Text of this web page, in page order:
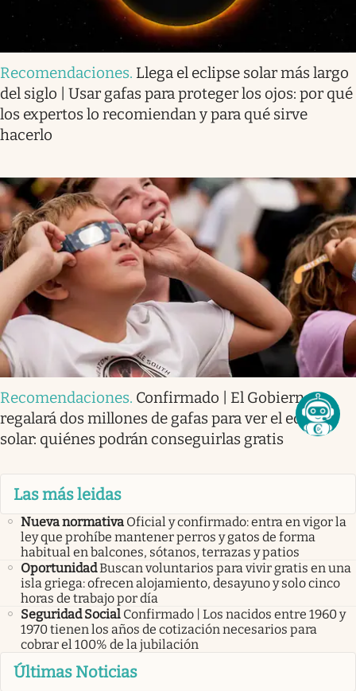
Recomendaciones. Llega el eclipse solar más largo
del siglo | Usar gafas para proteger los ojos: por qué
los expertos lo recomiendan y para qué sirve
hacerlo
Recomendaciones. Confirmado | El Gobierno
regalará dos millones de gafas para ver el eclipse
solar: quiénes podrán conseguirlas gratis
Las más leidas
Nueva normativa Oficial y confirmado: entra en vigor la
ley que prohíbe mantener perros y gatos de forma
habitual en balcones, sótanos, terrazas y patios
OportunidadBuscan voluntarios para vivir gratis en una
isla griega: ofrecen alojamiento, desayuno y solo cinco
horas de trabajo por día
Seguridad Social Confirmado | Los nacidos entre 1960 y
1970 tienen los años de cotización necesarios para
cobrar el 100% de la jubilación
Últimas Noticias